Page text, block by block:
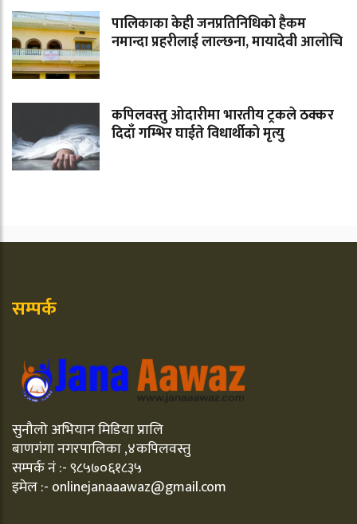
पालिकाका केही जनप्रतिनिधिको हैकम
नमान्दा प्रहरीलाई लाल्छना, मायादेवी आलोचि
कपिलवस्तु ओदारीमा भारतीय ट्रकले ठक्कर
दिदाँ गम्भिर घाईते विधार्थीको मृत्यु
सम्पर्क
सुनौलो अभियान मिडिया प्रालि
बाणगंगा नगरपालिका ,४कपिलवस्तु
सम्पर्क नं :- ९८५७०६१८३५
इमेल :- onlinejanaaawaz@gmail.com